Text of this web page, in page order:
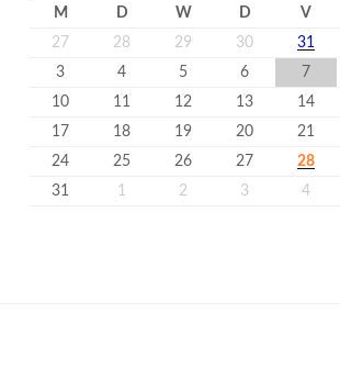
M D W D V
27
28 29 30 31
3
4 5 6 7
10
11 12 13 14
17
18 19 20 21
24
25 26 27 28
31
1 2 3 4